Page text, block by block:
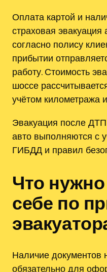
Оплата картой и
страховая
согласно полису
прибытии
работу. Стоимость
шоссе
учётом километража
Эвакуация после
авто выполняются с
ГИБДД и правил
Что
себе по
Наличие документов
обязательно для